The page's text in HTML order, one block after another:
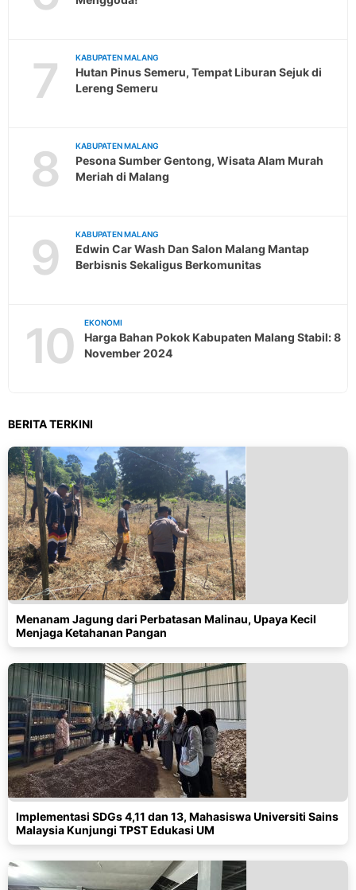
7 KABUPATEN MALANG
Hutan Pinus Semeru, Tempat Liburan Sejuk di
Lereng Semeru
8 KABUPATEN MALANG
Pesona Sumber Gentong, Wisata Alam Murah
Meriah di Malang
9 KABUPATEN MALANG
Edwin Car Wash Dan Salon Malang Mantap
Berbisnis Sekaligus Berkomunitas
10 EKONOMI
Harga Bahan Pokok Kabupaten Malang Stabil: 8
November 2024
BERITA TERKINI
Menanam Jagung dari Perbatasan Malinau, Upaya Kecil
Menjaga Ketahanan Pangan
Implementasi SDGs 4,11 dan 13, Mahasiswa Universiti Sains
Malaysia Kunjungi TPST Edukasi UM